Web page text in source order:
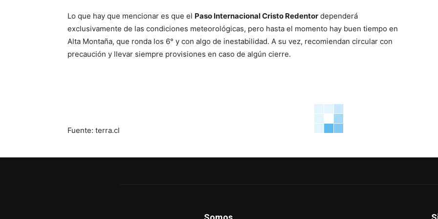
Lo que hay que mencionar es que el Paso Internacional Cristo Redentor dependerá
exclusivamente de las condiciones meteorológicas, pero hasta el momento hay buen tiempo en
Alta Montaña, que ronda los 6° y con algo de inestabilidad. A su vez, recomiendan circular con
precaución y llevar siempre provisiones en caso de algún cierre.
Fuente: terra.cl